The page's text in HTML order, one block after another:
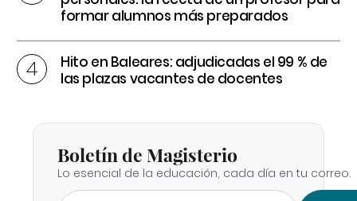
formar alumnos más preparados
Hito en Baleares: adjudicadas el 99 % de
las plazas vacantes de docentes
Boletín de Magisterio
Lo esencial de la educación, cada día en tu correo.